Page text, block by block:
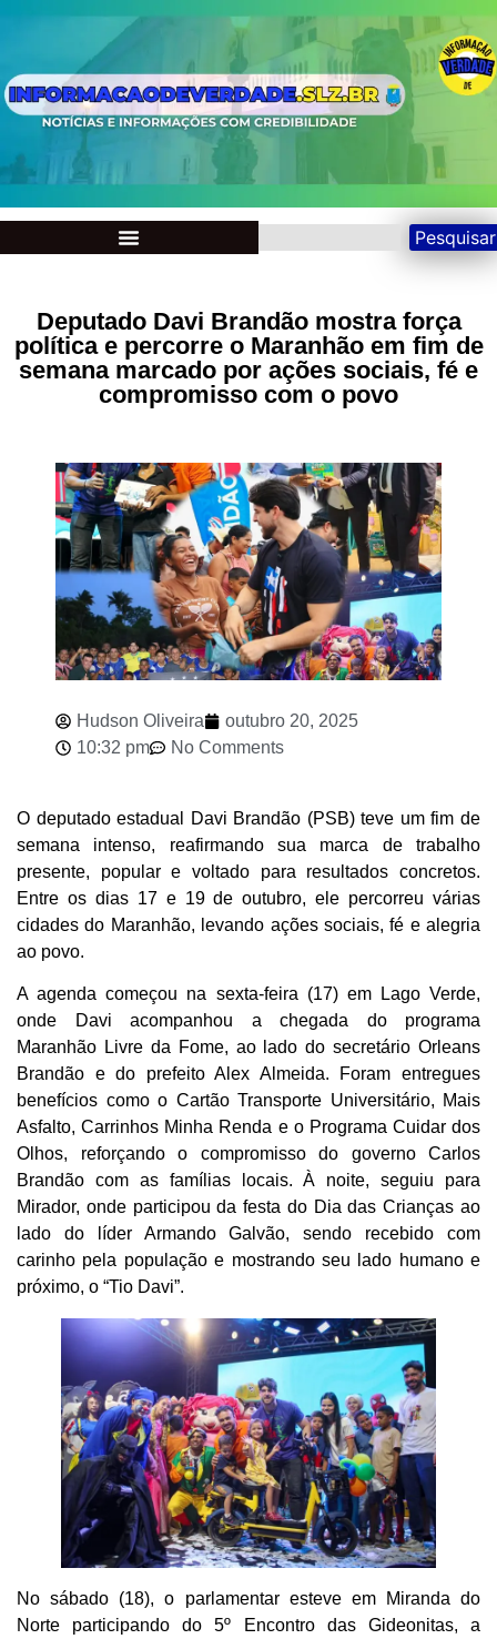
Pesquisar
Deputado Davi Brandão mostra força
política e percorre o Maranhão em fim de
semana marcado por ações sociais, fé e
compromisso com o povo
Hudson Oliveira
outubro 20, 2025
10:32 pm
No Comments
O deputado estadual Davi Brandão (PSB) teve um fim de
semana intenso, reafirmando sua marca de trabalho
presente, popular e voltado para resultados concretos.
Entre os dias 17 e 19 de outubro, ele percorreu várias
cidades do Maranhão, levando ações sociais, fé e alegria
ao povo.
A agenda começou na sexta-feira (17) em Lago Verde,
onde Davi acompanhou a chegada do programa
Maranhão Livre da Fome, ao lado do secretário Orleans
Brandão e do prefeito Alex Almeida. Foram entregues
benefícios como o Cartão Transporte Universitário, Mais
Asfalto, Carrinhos Minha Renda e o Programa Cuidar dos
Olhos, reforçando o compromisso do governo Carlos
Brandão com as famílias locais. À noite, seguiu para
Mirador, onde participou da festa do Dia das Crianças ao
lado do líder Armando Galvão, sendo recebido com
carinho pela população e mostrando seu lado humano e
próximo, o “Tio Davi”.
No sábado (18), o parlamentar esteve em Miranda do
Norte participando do 5º Encontro das Gideonitas, a